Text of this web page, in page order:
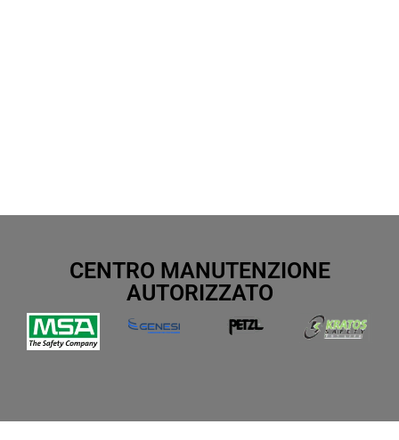
CENTRO MANUTENZIONE
AUTORIZZATO